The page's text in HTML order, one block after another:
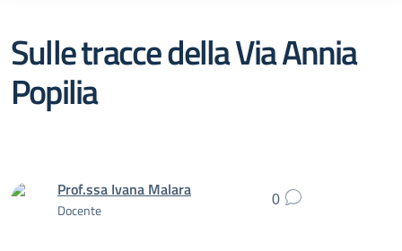
Sulle tracce della Via Annia
Popilia
Prof.ssa Ivana Malara
Docente
0